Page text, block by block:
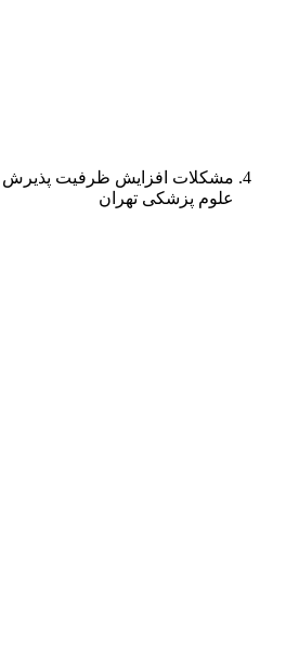
مشکلات افزایش ظرفیت پذیرش دانشجو
علوم پزشکی تهران